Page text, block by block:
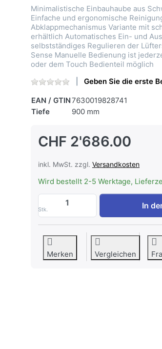
Minimalistische Einbauhaube aus
Einfache und ergonomische
Abklappmechanismus Variante mit
erhältlich Automatisches Ein- und
selbstständiges Regulieren der
Sense Manuelle Bedienung ist
oder dem Touch Bedienteil möglich
Geben Sie die erste
EAN / GTIN7630019828741
Tiefe
900 mm
CHF 2'686.00
inkl. MwSt. zzgl. Versandkosten
Wird bestellt 2-5 Werktage,
Stk.
WESCO EVME
In
Merken Vergleichen